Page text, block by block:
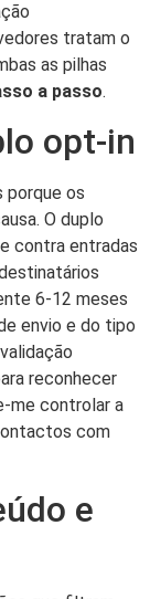
tratam o
as pilhas
a passo.
opt-in
porque os
O duplo
contra entradas
6-12 meses
envio e do tipo
reconhecer
me controlar a
com
e